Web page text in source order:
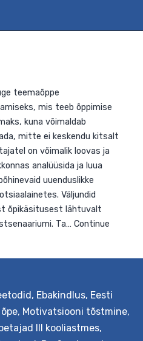
tuge teemaõppe
kuna võimaldab
mitte ei keskendu
on võimalik loovas ja
analüüsida ja luua
, Ebakindlus, Eesti
, Motivatsiooni tõstmine,
III kooliastmes,